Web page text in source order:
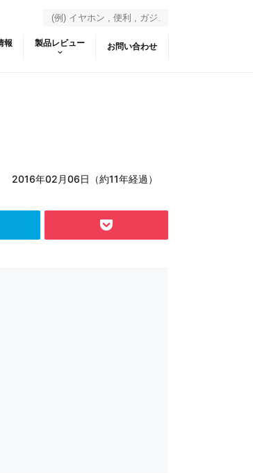
報 製品レビュー お問い合わせ
2016年02月06日（約11年経過）